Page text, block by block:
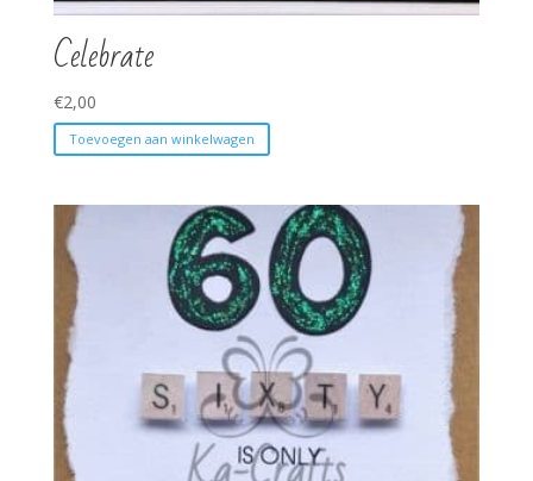
Celebrate
€2,00
Toevoegen aan winkelwagen